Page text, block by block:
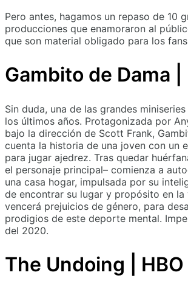
Pero antes, hagamos un repaso de 10
producciones que enamoraron al
que son material obligado para los
Gambito de Dama
Sin duda, una de las grandes
los últimos años. Protagonizada por
bajo la dirección de Scott Frank,
cuenta la historia de una joven con un
para jugar ajedrez. Tras quedar
el personaje principal– comienza a
una casa hogar, impulsada por su
de encontrar su lugar y propósito en la
vencerá prejuicios de género, para
prodigios de este deporte mental.
del 2020.
The Undoing | HBO